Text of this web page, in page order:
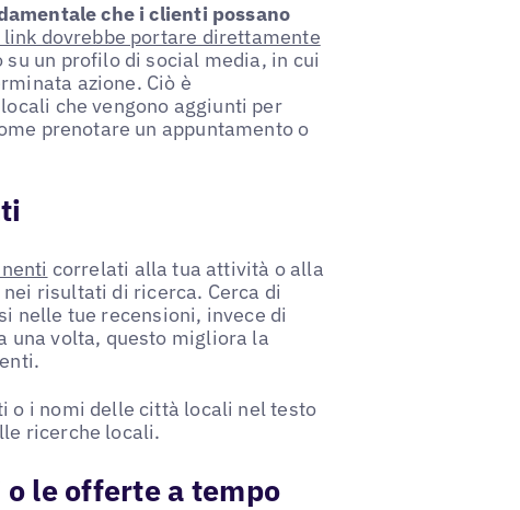
che i clienti possano
link dovrebbe portare direttamente
su un profilo di social media, in cui
azione. Ciò è
che vengono aggiunti per
prenotare un appuntamento o
correlati alla tua attività o alla
risultati di ricerca. Cerca di
nelle tue recensioni, invece di
una volta, questo migliora la
o i nomi delle città locali nel testo
ricerche locali.
le offerte a tempo